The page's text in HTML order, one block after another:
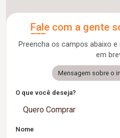
Fale com a gente
Preencha os campos abaixo
em
Mensagem sobre o
O que você deseja?
Quero Comprar
Nome